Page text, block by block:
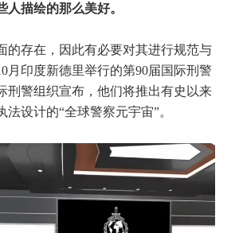
人描绘的那么美好。
的存在，因此有必要对其进行规范与
月印度新德里举行的第90届国际刑警
刑警组织宣布，他们将推出有史以来
设计的“全球警察元宇宙”。